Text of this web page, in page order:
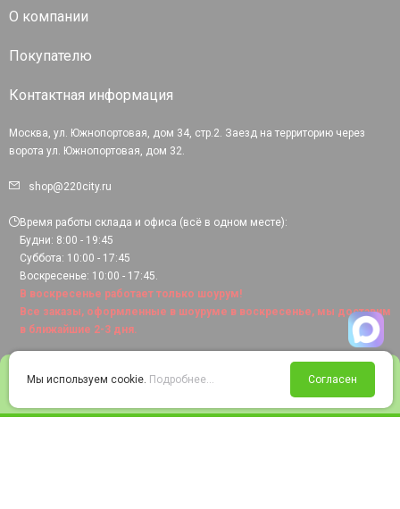
Войти Избранное Корзина
О компании
Покупателю
Контактная информация
Москва, ул. Южнопортовая, дом 34, стр.2. Заезд на территорию через
ворота ул. Южнопортовая, дом 32.
shop@220city.ru
Время работы склада и офиса (всё в одном месте):
Будни: 8:00 - 19:45
Суббота: 10:00 - 17:45
Воскресенье: 10:00 - 17:45.
В воскресенье работает только шоурум!
Все заказы, оформленные в шоуруме в воскресенье, мы доставим
в ближайшие 2-3 дня.
Мы используем cookie. Подробнее... Согласен